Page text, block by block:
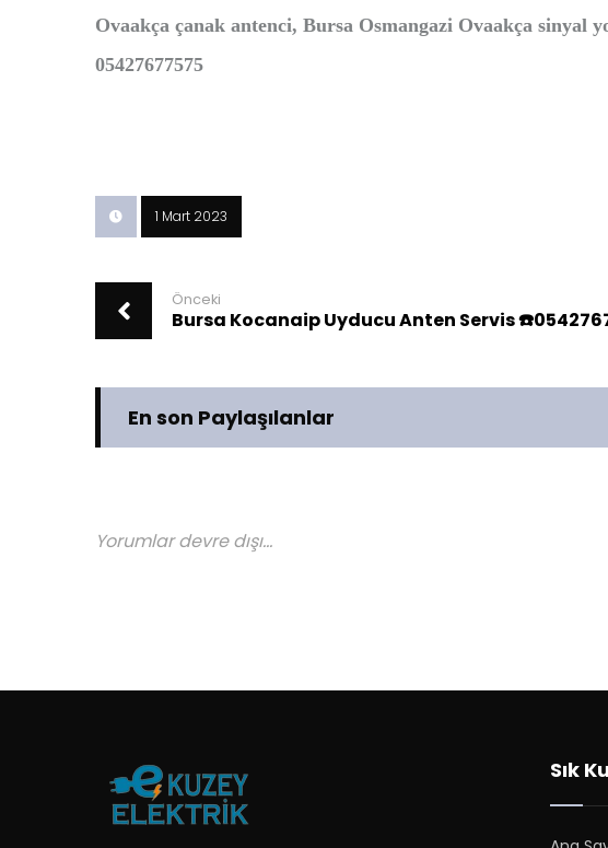
Ovaakça çanak antenci, Bursa Osmangazi Ovaakça sinyal
05427677575
1 Mart 2023
Önceki
Bursa Kocanaip Uyducu Anten Servis
En son Paylaşılanlar
Yorumlar devre dışı...
Sık